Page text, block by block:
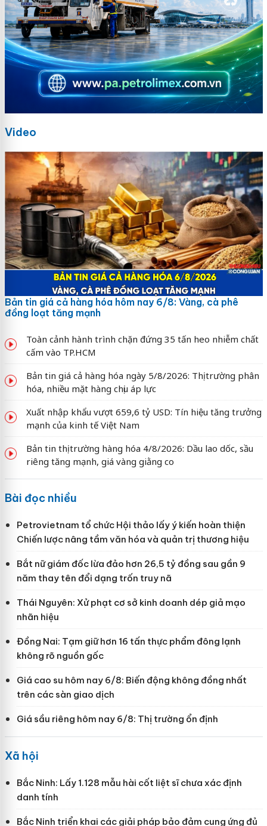
Video
Bản tin giá cả hàng hóa hôm nay 6/8: Vàng, cà phê
đồng loạt tăng mạnh
Toàn cảnh hành trình chặn đứng 35 tấn heo nhiễm chất
cấm vào TP.HCM
Bản tin giá cả hàng hóa ngày 5/8/2026: Thị trường phân
hóa, nhiều mặt hàng chịu áp lực
Xuất nhập khẩu vượt 659,6 tỷ USD: Tín hiệu tăng trưởng
mạnh của kinh tế Việt Nam
Bản tin thị trường hàng hóa 4/8/2026: Dầu lao dốc, sầu
riêng tăng mạnh, giá vàng giằng co
Bài đọc nhiều
Petrovietnam tổ chức Hội thảo lấy ý kiến hoàn thiện
Chiến lược nâng tầm văn hóa và quản trị thương hiệu
Bắt nữ giám đốc lừa đảo hơn 26,5 tỷ đồng sau gần 9
năm thay tên đổi dạng trốn truy nã
Thái Nguyên: Xử phạt cơ sở kinh doanh dép giả mạo
nhãn hiệu
Đồng Nai: Tạm giữ hơn 16 tấn thực phẩm đông lạnh
không rõ nguồn gốc
Giá cao su hôm nay 6/8: Biến động không đồng nhất
trên các sàn giao dịch
Giá sầu riêng hôm nay 6/8: Thị trường ổn định
Xã hội
Bắc Ninh: Lấy 1.128 mẫu hài cốt liệt sĩ chưa xác định
danh tính
Bắc Ninh triển khai các giải pháp bảo đảm cung ứng đủ